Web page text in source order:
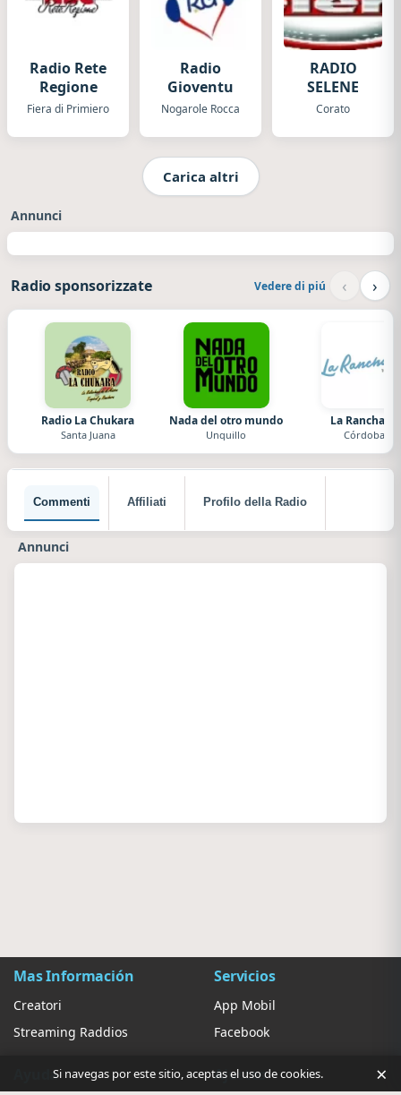
Radio Rete
Regione
Fiera di Primiero
Radio
Gioventu
Nogarole Rocca
RADIO
SELENE
Corato
Carica altri
Annunci
Radio sponsorizzate Vedere di piú ‹ ›
Radio La Chukara
Santa Juana
Nada del otro mundo
Unquillo
La Ranchada
Córdoba
Commenti Affiliati Profilo della Radio
Annunci
Mas Información
Creatori
Streaming Raddios
Servicios
App Mobil
Facebook
Ayuda Ajustes
Si navegas por este sitio, aceptas el uso de cookies. ×